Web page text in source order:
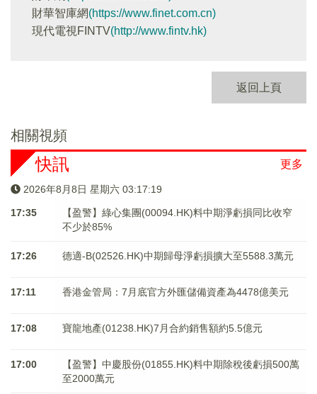
財華智庫網(https://www.finet.com.cn)
現代電視FINTV(http://www.fintv.hk)
返回上頁
相關視頻
更多
快訊
2026年8月8日 星期六 03:17:19
17:35
【盈警】綠心集團(00094.HK)料中期淨虧損同比收窄
不少於85%
17:26 德適-B(02526.HK)中期歸母淨虧損擴大至5588.3萬元
17:11 香港金管局：7月底官方外匯儲備資產為4478億美元
17:08 寶龍地產(01238.HK)7月合約銷售額約5.5億元
17:00
【盈警】中慶股份(01855.HK)料中期除稅後虧損500萬
至2000萬元